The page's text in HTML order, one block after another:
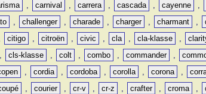
, carnival , carrera , cascada , cayenne ,
, challenger , charade , charger , charmant ,
citigo , citroën , civic , cla , cla-klasse ,
, cls-klasse , colt , combo , commander ,
, cordia , cordoba , corolla , corona ,
, courier , cr-v , cr-z , crafter , croma ,